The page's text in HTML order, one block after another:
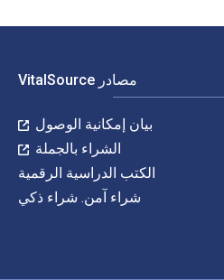
مصادر VitalSource
بيان إمكانية الوصول
الشراء بالجملة
الكتب الدراسية الرقمية
شراء آمن. شراء ذكي